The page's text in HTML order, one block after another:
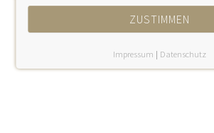
ZUSTIMMEN
Impressum | Datenschutz